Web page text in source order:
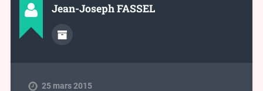
Jean-Joseph FASSEL
25 mars 2015